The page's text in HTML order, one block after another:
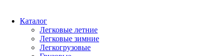
Каталог
Легковые летние
Легковые зимние
Легкогрузовые